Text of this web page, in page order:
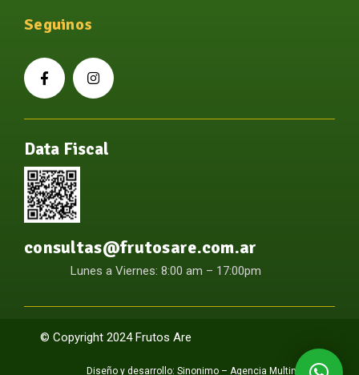
Seguinos
Data Fiscal
consultas@frutosare.com.ar
Lunes a Viernes: 8:00 am – 17:00pm
© Copyright 2024 Frutos Are
Diseño y desarrollo: Sinonimo – Agencia Multimedia